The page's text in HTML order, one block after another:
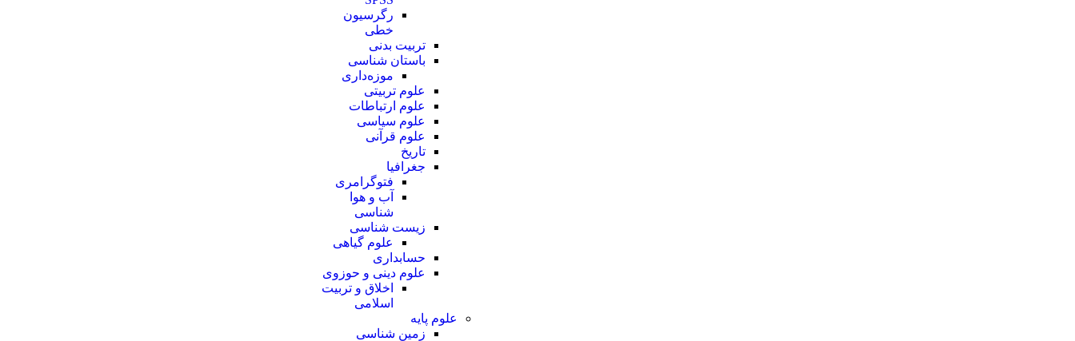
رگرسیون
خطی
تربیت بدنی
باستان شناسی
موزه‌داری
علوم تربیتی
علوم ارتباطات
علوم سیاسی
علوم قرآنی
تاریخ
جغرافیا
فتوگرامری
آب و هوا
شناسی
زیست شناسی
علوم گیاهی
حسابداری
علوم دینی و حوزوی
اخلاق و تربیت
اسلامی
علوم پایه
زمین شناسی